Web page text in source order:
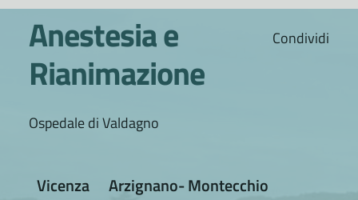
Condividi
Anestesia e
Rianimazione
Ospedale di Valdagno
Vicenza
Arzignano- Montecchio